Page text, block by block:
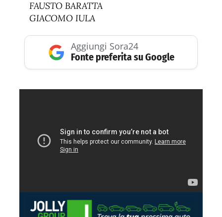
FAUSTO BARATTA
GIACOMO IULA
Aggiungi Sora24
Fonte preferita su Google